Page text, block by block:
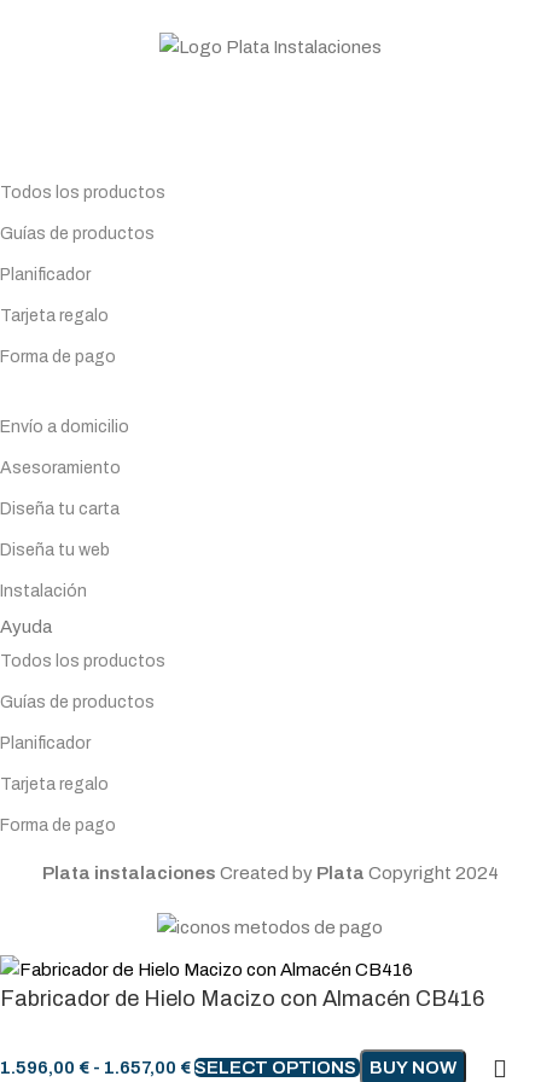
Todos los productos
Guías de productos
Planificador
Tarjeta regalo
Forma de pago
Envío a domicilio
Asesoramiento
Diseña tu carta
Diseña tu web
Instalación
Ayuda
Todos los productos
Guías de productos
Planificador
Tarjeta regalo
Forma de pago
Plata instalaciones Created by Plata Copyright 2024
Fabricador de Hielo Macizo con Almacén CB416
1.596,00 € - 1.657,00 €SELECT OPTIONS BUY NOW